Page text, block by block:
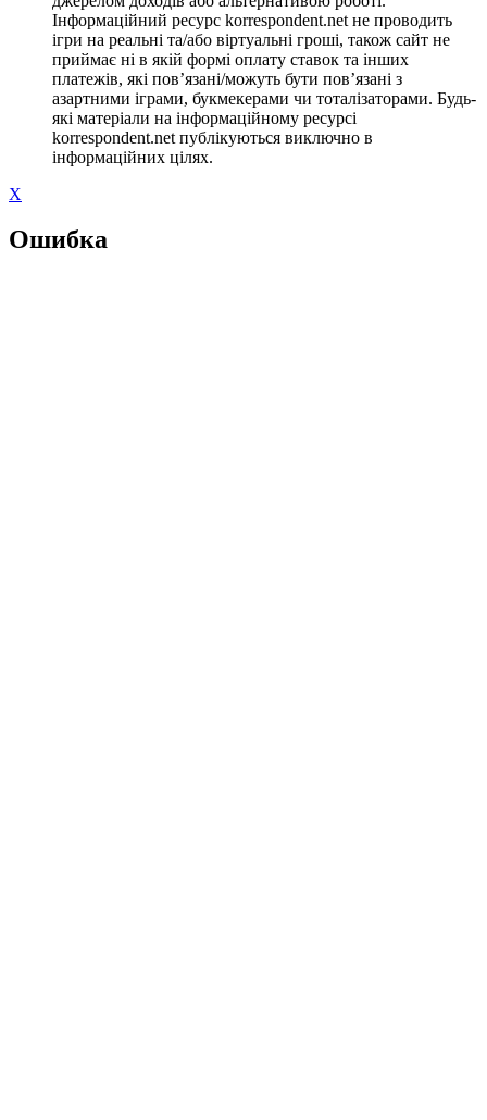
Інформаційний ресурс korrespondent.net не проводить
ігри на реальні та/або віртуальні гроші, також сайт не
приймає ні в якій формі оплату ставок та інших
платежів, які пов’язані/можуть бути пов’язані з
азартними іграми, букмекерами чи тоталізаторами. Будь-
які матеріали на інформаційному ресурсі
korrespondent.net публікуються виключно в
інформаційних цілях.
X
Ошибка